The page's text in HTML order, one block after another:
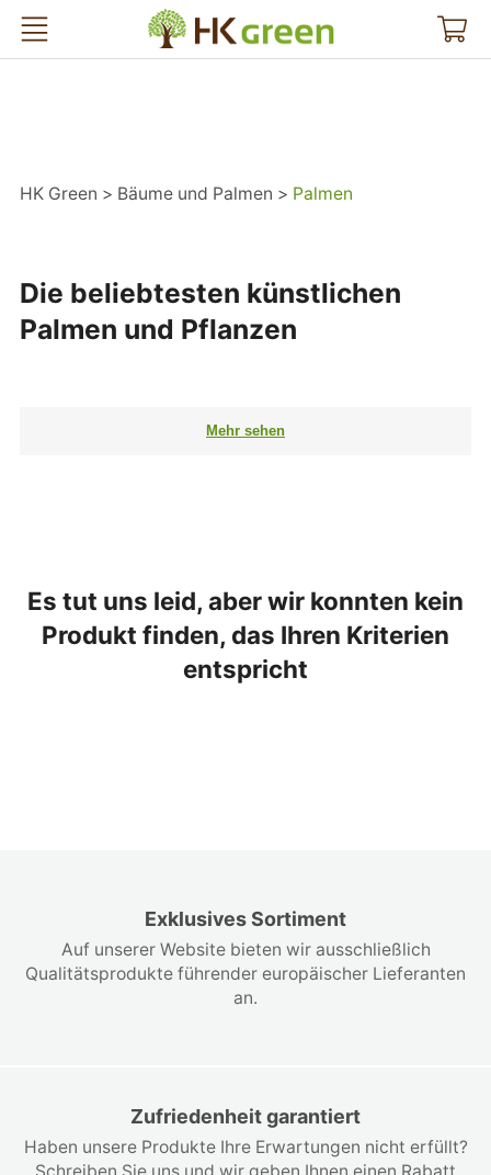
HK Green
HK Green Bäume und Palmen Palmen
Exklusives Sortiment
Auf unserer Website bieten wir ausschließlich
Qualitätsprodukte führender europäischer Lieferanten
an.
Zufriedenheit garantiert
Haben unsere Produkte Ihre Erwartungen nicht erfüllt?
Die beliebtesten künstlichen
Palmen und Pflanzen
Es tut uns leid, aber wir konnten kein
Produkt finden, das Ihren Kriterien
entspricht